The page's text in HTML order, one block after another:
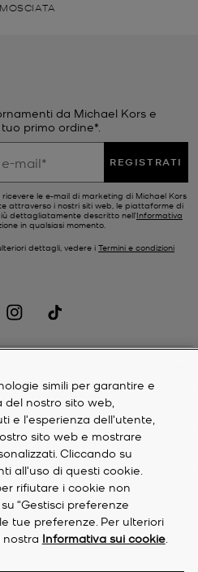
da Michael Kors e
primo ordine*.
REGISTRATI
le e-mail di marketing di Michael Kors
attraverso i nostri siti web, le piattaforme di
dettagliatamente descritto nell’Informativa
in qualsiasi momento.
dettagli, vedere i Termini e condizioni
simili per garantire e
nostro sito web,
e l'esperienza dell'utente,
sito web e mostrare
Cliccando su
all'uso di questi cookie.
rifiutare i cookie non
“Gestisci preferenze
tue preferenze. Per ulteriori
nostra Informativa sui cookie.